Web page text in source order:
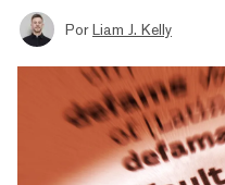
Por Liam J. Kelly